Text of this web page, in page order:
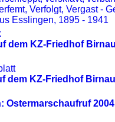
Verfolgt, Vergast -
Esslingen, 1895 - 1941
dem KZ-Friedhof
dem KZ-Friedhof Birnau
Ostermarschaufruf 2004